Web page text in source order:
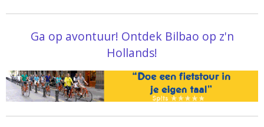
Ga op avontuur! Ontdek Bilbao op z'n
Hollands!